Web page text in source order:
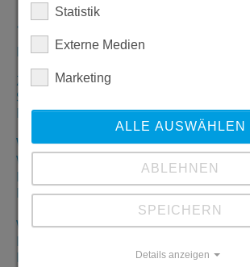
+43 463 32109-100
Mo–Do: 7:30–16:30 Uhr/Fr: 7:30–12:00 Uhr
Zentrale Klagenfurt
SW Umwelttechnik Österreich GmbH
Bahnstraße 87-93, 9021 Klagenfurt
Warenausgabe
Werk Klagenfurt:
Mo–Do: 07:00–12:00 Uhr/12:30–16:00Uhr
Fr: 07:00–12:00 Uhr
Werk Lienz:
Mo–Do: 07:00-12:00 Uhr/13:00–16:00Uhr
Fr: 07:00–12:00 Uhr
Statistik
Externe Medien
Marketing
ALLE AUSWÄHLEN
ABLEHNEN
SPEICHERN
Details anzeigen